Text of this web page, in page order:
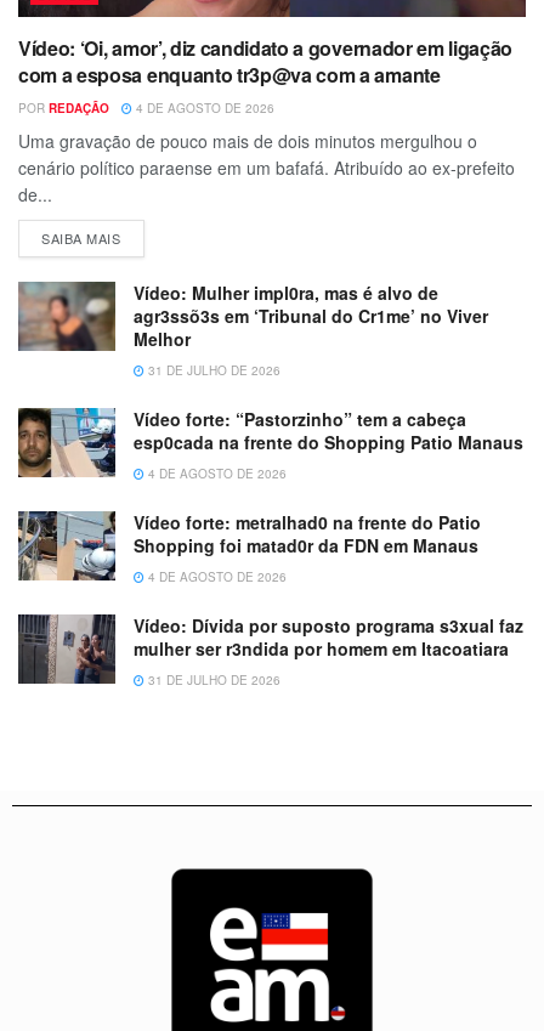
Vídeo: ‘Oi, amor’, diz candidato a governador em ligação
com a esposa enquanto tr3p@va com a amante
POR REDAÇÃO 4 DE AGOSTO DE 2026
Uma gravação de pouco mais de dois minutos mergulhou o
cenário político paraense em um bafafá. Atribuído ao ex-prefeito
de...
SAIBA MAIS
Vídeo: Mulher impl0ra, mas é alvo de
agr3ssõ3s em ‘Tribunal do Cr1me’ no Viver
Melhor
31 DE JULHO DE 2026
Vídeo forte: “Pastorzinho” tem a cabeça
esp0cada na frente do Shopping Patio Manaus
4 DE AGOSTO DE 2026
Vídeo forte: metralhad0 na frente do Patio
Shopping foi matad0r da FDN em Manaus
4 DE AGOSTO DE 2026
Vídeo: Dívida por suposto programa s3xual faz
mulher ser r3ndida por homem em Itacoatiara
31 DE JULHO DE 2026